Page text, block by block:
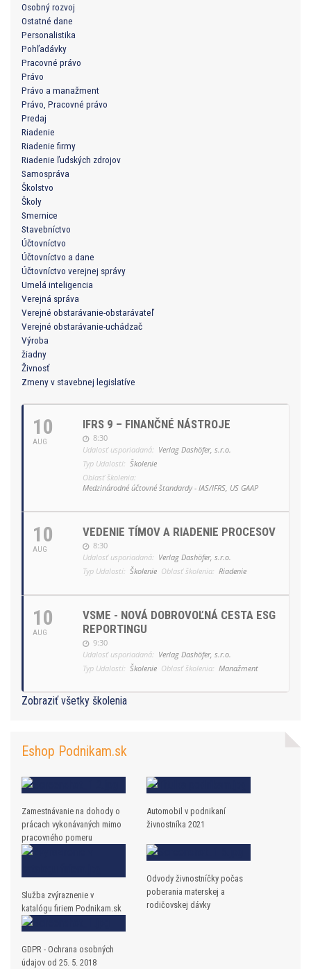
Osobný rozvoj
Ostatné dane
Personalistika
Pohľadávky
Pracovné právo
Právo
Právo a manažment
Právo, Pracovné právo
Predaj
Riadenie
Riadenie firmy
Riadenie ľudských zdrojov
Samospráva
Školstvo
Školy
Smernice
Stavebníctvo
Účtovníctvo
Účtovníctvo a dane
Účtovníctvo verejnej správy
Umelá inteligencia
Verejná správa
Verejné obstarávanie-obstarávateľ
Verejné obstarávanie-uchádzač
Výroba
žiadny
Živnosť
Zmeny v stavebnej legislatíve
10
AUG
IFRS 9 – FINANČNÉ NÁSTROJE
8:30
Udalosť usporiadaná: Verlag Dashöfer, s.r.o.
Typ Udalosti: Školenie
Oblasť školenia:
Medzinárodné účtovné štandardy - IAS/IFRS, US GAAP
10
AUG
VEDENIE TÍMOV A RIADENIE PROCESOV
8:30
Udalosť usporiadaná: Verlag Dashöfer, s.r.o.
Typ Udalosti: Školenie Oblasť školenia: Riadenie
10
AUG
VSME - NOVÁ DOBROVOĽNÁ CESTA ESG
REPORTINGU
9:30
Udalosť usporiadaná: Verlag Dashöfer, s.r.o.
Typ Udalosti: Školenie Oblasť školenia: Manažment
Zobraziť všetky školenia
Eshop Podnikam.sk
Zamestnávanie na dohody o
prácach vykonávaných mimo
pracovného pomeru
Automobil v podnikaní
živnostníka 2021
Služba zvýraznenie v
katalógu firiem Podnikam.sk
Odvody živnostníčky počas
poberania materskej a
rodičovskej dávky
GDPR - Ochrana osobných
údajov od 25. 5. 2018